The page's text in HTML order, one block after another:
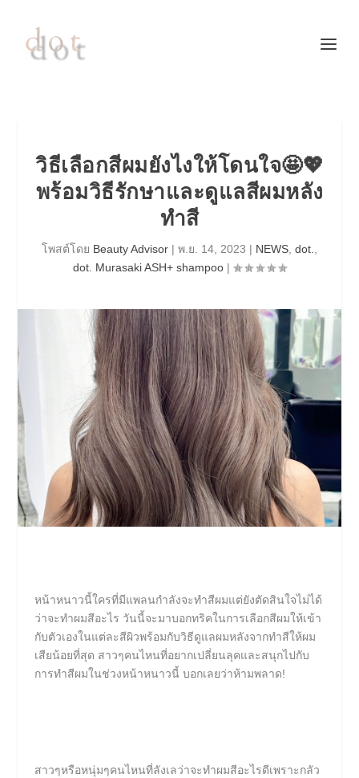
วิธีเลือกสีผมยังไงให้โดนใจ🤩💖
พร้อมวิธีรักษาและดูแลสีผมหลัง
ทำสี
โพสต์โดย Beauty Advisor | พ.ย. 14, 2023 | NEWS dot.
dot. Murasaki ASH+ shampoo |
หน้าหนาวนี้ใครที่มีแพลนกำลังจะทำสีผมแต่ยังตัดสินใจไม่ได้
ว่าจะทำผมสีอะไร วันนี้จะมาบอกทริคในการเลือกสีผมให้เข้า
กับตัวเองในแต่ละสีผิวพร้อมกับวิธีดูแลผมหลังจากทำสีให้ผม
เสียน้อยที่สุด สาวๆคนไหนที่อยากเปลี่ยนลุคและสนุกไปกับ
การทำสีผมในช่วงหน้าหนาวนี้ บอกเลยว่าห้ามพลาด!
สาวๆหรือหนุ่มๆคนไหนที่ลังเลว่าจะทำผมสีอะไรดีเพราะกลัว